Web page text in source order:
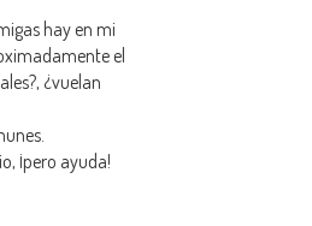
hay en mi
el
¿vuelan
¡pero ayuda!